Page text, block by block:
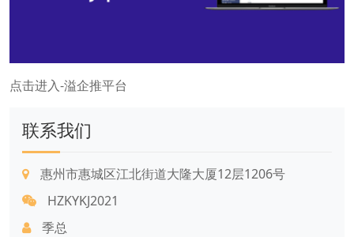
点击进入-溢企推平台
联系我们
惠州市惠城区江北街道大隆大厦12层1206号
HZKYKJ2021
季总